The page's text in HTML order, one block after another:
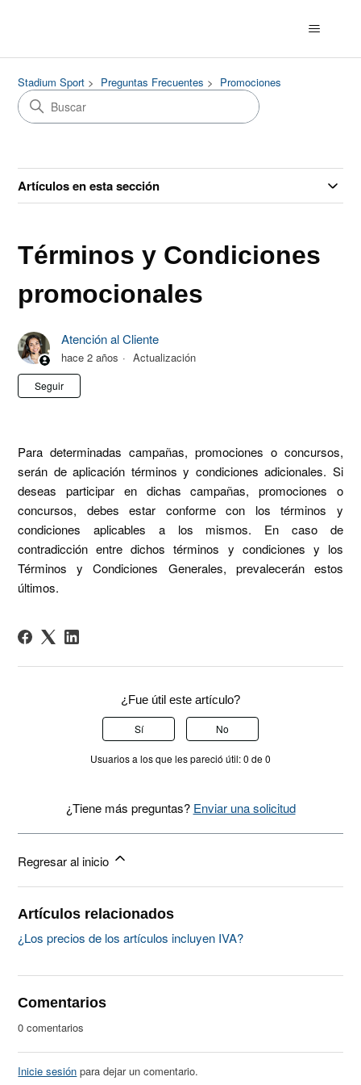
Stadium Sport Preguntas Frecuentes Promociones
Artículos en esta sección
Términos y Condiciones
promocionales
Atención al Cliente
hace 2 años Actualización
Seguir
Para determinadas campañas, promociones o concursos,
serán de aplicación términos y condiciones adicionales. Si
deseas participar en dichas campañas, promociones o
concursos, debes estar conforme con los términos y
condiciones aplicables a los mismos. En caso de
contradicción entre dichos términos y condiciones y los
Términos y Condiciones Generales, prevalecerán estos
últimos.
¿Fue útil este artículo?
Sí No
Usuarios a los que les pareció útil: 0 de 0
¿Tiene más preguntas? Enviar una solicitud
Regresar al inicio
Artículos relacionados
¿Los precios de los artículos incluyen IVA?
Comentarios
0 comentarios
Inicie sesión para dejar un comentario.